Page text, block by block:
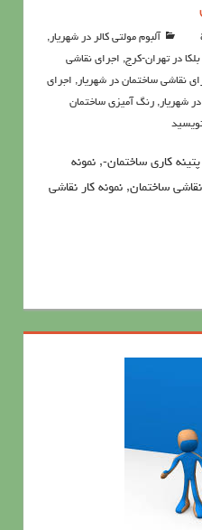
آلبوم مولتی کالر در شهریار ,
در تهران-کرج, اجرای نقاشی
نقاشی ساختمان در شهریار , اجرای
شهریار , رنگ آميزي ساختمان
کاری ساختمان-, نمونه
ساختمان, نمونه کار نقاشی